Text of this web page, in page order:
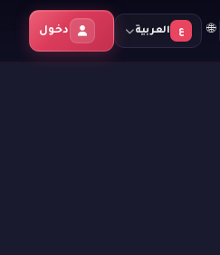
🌐 ع العربية دخول